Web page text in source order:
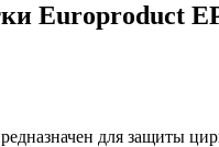
Europroduct
для защиты